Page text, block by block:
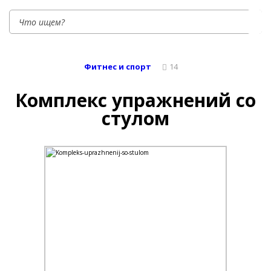
Фитнес и спорт 14
Комплекс упражнений со
стулом